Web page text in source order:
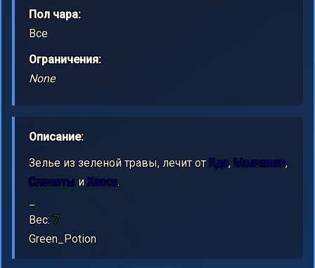
Пол чара:
Все
Ограничения:
None
Описание:
Зелье из зеленой травы, лечит отЯда, Молчания,
Слепоты и Хаоса.
_
Вес: 7
Green_Potion